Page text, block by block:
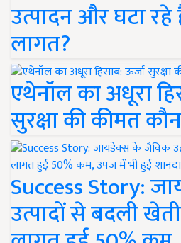
उत्पादन और घटा
लागत?
एथेनॉल का अधूरा
सुरक्षा की कीमत
Success Story:
उत्पादों से बदली